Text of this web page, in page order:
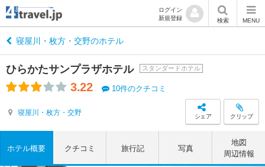
ログイン
新規登録
検索 MENU
寝屋川・枚方・交野のホテル
ひらかたサンプラザホテル スタンダードホテル
3.22 10件のクチコミ
寝屋川・枚方・交野 シェア クリップ
ホテル概要 クチコミ 旅行記 写真
地図
周辺情報